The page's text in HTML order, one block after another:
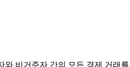
비거주자 간의 모든 경제 거래